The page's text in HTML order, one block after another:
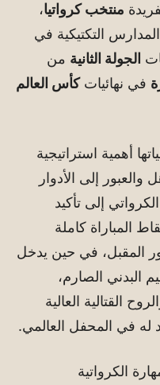
منتخب كرواتيا،
التكتيكية في
الجولة الثانية من
في نهائياتكأس العالم
أهمية استراتيجية
إلى الأدوار
إلى تأكيد
المباراة كاملة
المقبل، في حين يدخل
البدني الصارم،
القتالية العالية
له في المحفل العالمي.
الكرواتية